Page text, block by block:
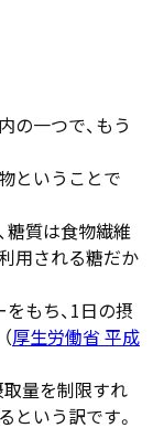
の一つで、もう
ということで
糖質は食物繊維
用される糖だか
もち、1日の摂
厚生労働省 平成
量を制限すれ
という訳です。